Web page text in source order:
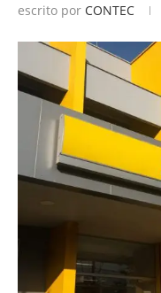
escrito por CONTEC